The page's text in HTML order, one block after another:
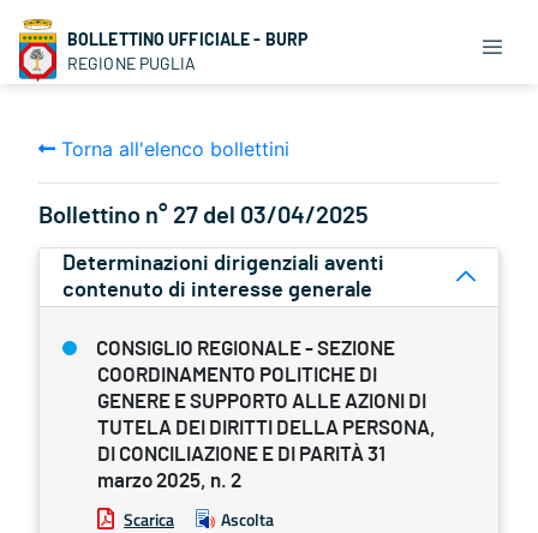
BOLLETTINO UFFICIALE - BURP
REGIONE PUGLIA
Torna all'elenco bollettini
Bollettino n° 27 del 03/04/2025
Determinazioni dirigenziali aventi
contenuto di interesse generale
CONSIGLIO REGIONALE - SEZIONE
COORDINAMENTO POLITICHE DI
GENERE E SUPPORTO ALLE AZIONI DI
TUTELA DEI DIRITTI DELLA PERSONA,
DI CONCILIAZIONE E DI PARITÀ 31
marzo 2025, n. 2
Scarica Ascolta